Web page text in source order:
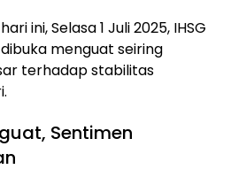
ini, Selasa 1 Juli 2025, IHSG
menguat seiring
terhadap stabilitas
Sentimen